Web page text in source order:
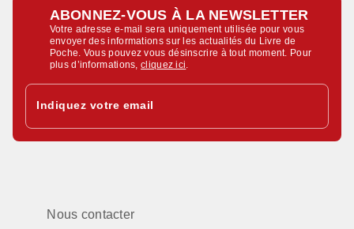
ABONNEZ-VOUS À LA NEWSLETTER
Votre adresse e-mail sera uniquement utilisée pour vous
envoyer des informations sur les actualités du Livre de
Poche. Vous pouvez vous désinscrire à tout moment. Pour
plus d’informations,cliquez ici
Indiquez votre email
Nous contacter